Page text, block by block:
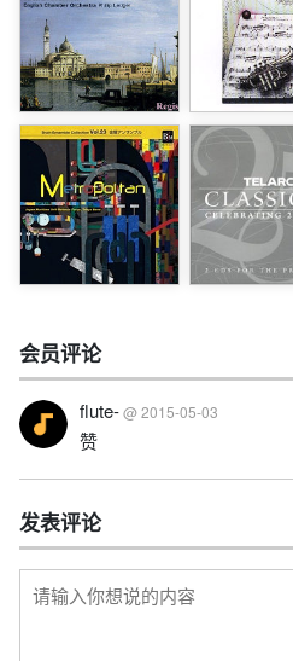
会员评论
flute-@ 2015-05-03
赞
发表评论